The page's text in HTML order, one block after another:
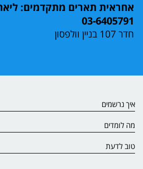
אחראית תארים מתקדמים:
03-6405791
חדר 107 בניין וולפסון
איך נרשמים
מה לומדים
טוב לדעת